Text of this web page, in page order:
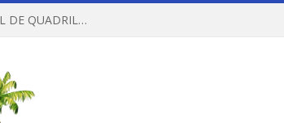
REGULAMENTO DO X CONCURSO INTERMUNICIPAL DE QUADRILHAS JUNINAS – 2026 – ARRAIÁ DA VENEZA